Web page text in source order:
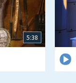
5:38